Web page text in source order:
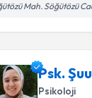
Mah. Söğütözü
Psk.
Psikoloji